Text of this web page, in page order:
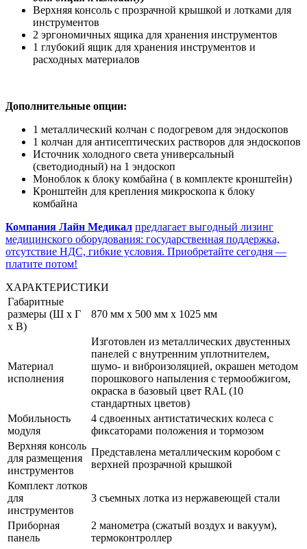
Верхняя консоль с прозрачной крышкой и лотками для
инструментов
2 эргономичных ящика для хранения инструментов
1 глубокий ящик для хранения инструментов и
расходных материалов
Дополнительные опции:
1 металлический колчан с подогревом для эндоскопов
1 колчан для антисептических растворов для эндоскопов
Источник холодного света универсальный
(светодиодный) на 1 эндоскоп
Моноблок к блоку комбайна ( в комплекте кронштейн)
Кронштейн для крепления микроскопа к блоку
комбайна
Компания Лайн Медикал предлагает выгодный лизинг
медицинского оборудования: государственная поддержка,
отсутствие НДС, гибкие условия. Приобретайте сегодня —
платите потом!
ХАРАКТЕРИСТИКИ
Габаритные
размеры (Ш х Г
х В)
870 мм х 500 мм х 1025 мм
Материал
исполнения
Изготовлен из металлических двустенных
панелей с внутренним уплотнителем,
шумо- и виброизоляцией, окрашен методом
порошкового напыления с термообжигом,
окраска в базовый цвет RAL (10
стандартных цветов)
Мобильность
модуля
4 сдвоенных антистатических колеса с
фиксаторами положения и тормозом
Верхняя консоль
для размещения
инструментов
Представлена металлическим коробом с
верхней прозрачной крышкой
Комплект лотков
для
инструментов
3 съемных лотка из нержавеющей стали
Приборная
панель
2 манометра (сжатый воздух и вакуум),
термоконтроллер